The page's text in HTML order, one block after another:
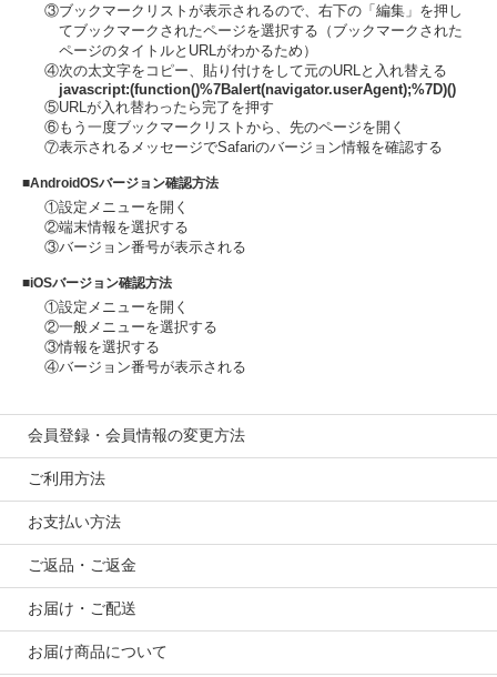
③ブックマークリストが表示されるので、右下の「編集」を押し
てブックマークされたページを選択する（ブックマークされた
ページのタイトルとURLがわかるため）
④次の太文字をコピー、貼り付けをして元のURLと入れ替える
javascript:(function()%7Balert(navigator.userAgent);%7D)()
⑤URLが入れ替わったら完了を押す
⑥もう一度ブックマークリストから、先のページを開く
⑦表示されるメッセージでSafariのバージョン情報を確認する
■AndroidOSバージョン確認方法
①設定メニューを開く
②端末情報を選択する
③バージョン番号が表示される
■iOSバージョン確認方法
①設定メニューを開く
②一般メニューを選択する
③情報を選択する
④バージョン番号が表示される
会員登録・会員情報の変更方法
ご利用方法
お支払い方法
ご返品・ご返金
お届け・ご配送
お届け商品について